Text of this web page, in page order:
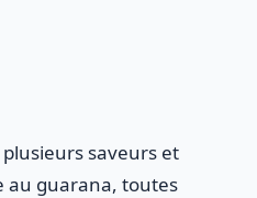
saveurs et
au guarana, toutes